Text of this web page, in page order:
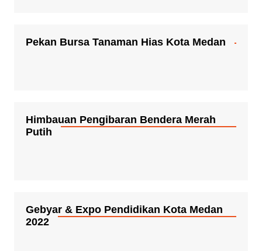
Pekan Bursa Tanaman Hias Kota Medan
Himbauan Pengibaran Bendera Merah
Putih
Gebyar & Expo Pendidikan Kota Medan
2022